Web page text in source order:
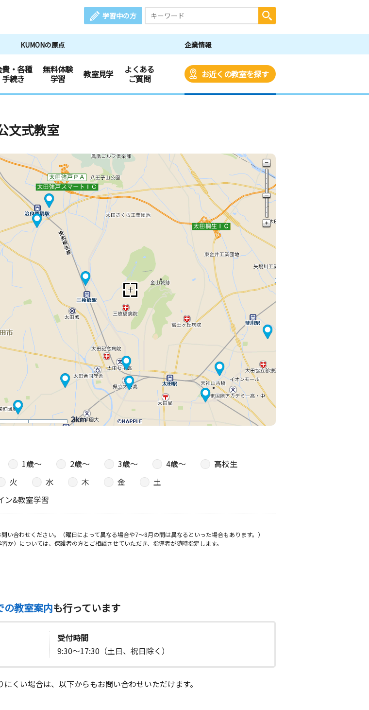
学習中の方
KUMONの原点 企業情報
費・各種
手続き
無料体験
学習
教室見学
よくある
ご質問
お近くの教室を探す
文式教室
2km
1歳〜 2歳〜 3歳〜 4歳〜
高校生
火 水 木 金
土
ン&教室学習
合わせください。（曜日によって異なる場合や7～8月の間は異なるといった場合もあります。）
）については、保護者の方とご相談させていただき、指導者が随時指定します。
の教室案内も行っています
受付時間
9:30～17:30（土日、祝日除く）
くい場合は、以下からもお問い合わせいただけます。